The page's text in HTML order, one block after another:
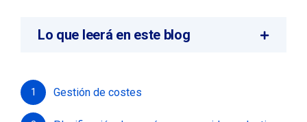
Lo que leerá en este blog
1 Gestión de costes